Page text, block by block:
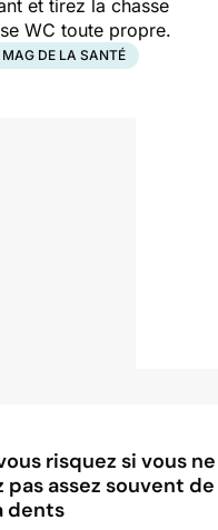
et tirez la chasse
WC toute propre.
MAG DE LA SANTÉ
risquez si vous ne
pas assez souvent de
dents